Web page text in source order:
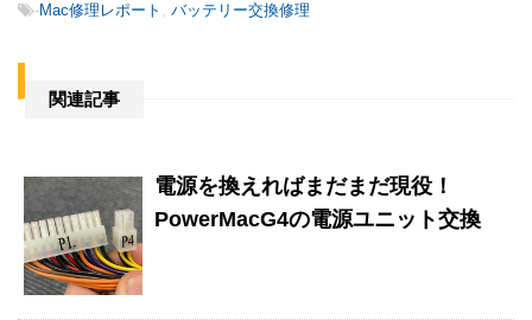
-Mac修理レポート , バッテリー交換修理
関連記事
電源を換えればまだまだ現役！
PowerMacG4の電源ユニット交換